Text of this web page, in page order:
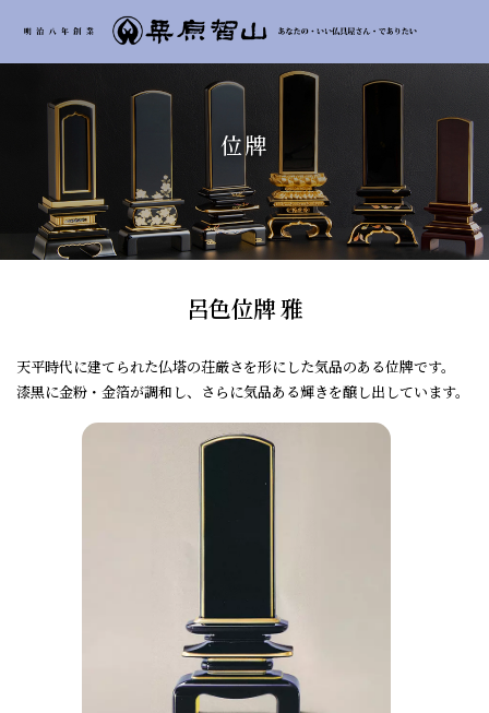
位牌
呂色位牌 雅
天平時代に建てられた仏塔の荘厳さを形にした気品のある位牌です。
漆黒に金粉・金箔が調和し、さらに気品ある輝きを醸し出しています。